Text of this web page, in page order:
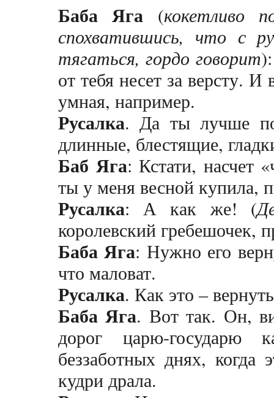
Баба Яга (кокетливо
спохватившись, что с
тягаться, гордо говорит
от тебя несет за версту.
умная, например.
Русалка. Да ты лучше
длинные, блестящие,
Баб Яга: Кстати, насчет
ты у меня весной купила,
Русалка: А как же! (
королевский гребешочек,
Баба Яга: Нужно его
что маловат.
Русалка. Как это –
Баба Яга. Вот так. Он,
дорог царю-государю
беззаботных днях, когда
кудри драла.